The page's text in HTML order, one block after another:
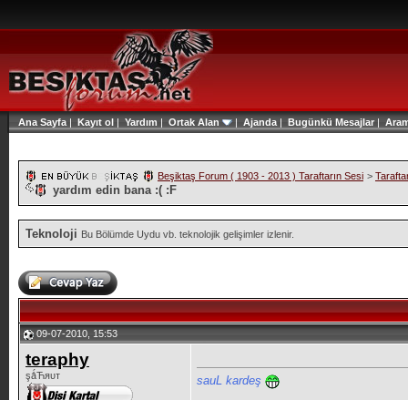
Ana Sayfa | Kayıt ol | Yardım | Ortak Alan | Ajanda | Bugünkü Mesajlar|
Beşiktaş Forum ( 1903 - 2013 ) Taraftarın Sesi >
yardım edin bana :( :F
Teknoloji Bu Bölümde Uydu vb. teknolojik gelişimler izlenir.
09-07-2010, 15:53
teraphy
şǻЋяυт
sauL kardeş